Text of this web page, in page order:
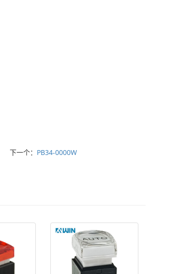
下一个： PB34-0000W